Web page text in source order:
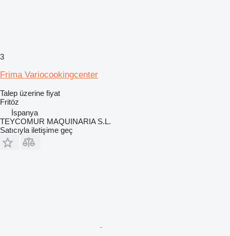
3
Frima Variocookingcenter
Talep üzerine fiyat
Fritöz
İspanya
TEYCOMUR MAQUINARIA S.L.
Satıcıyla iletişime geç